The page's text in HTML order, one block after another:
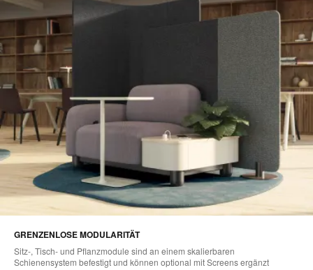
GRENZENLOSE MODULARITÄT
Sitz-, Tisch- und Pflanzmodule sind an einem skalierbaren
Schienensystem befestigt und können optional mit Screens ergänzt